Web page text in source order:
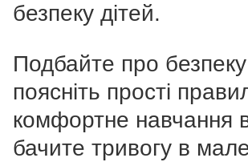
безпеку дітей.
Подбайте про безпеку
поясніть прості
комфортне навчання
бачите тривогу в